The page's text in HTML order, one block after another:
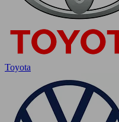
Toyota